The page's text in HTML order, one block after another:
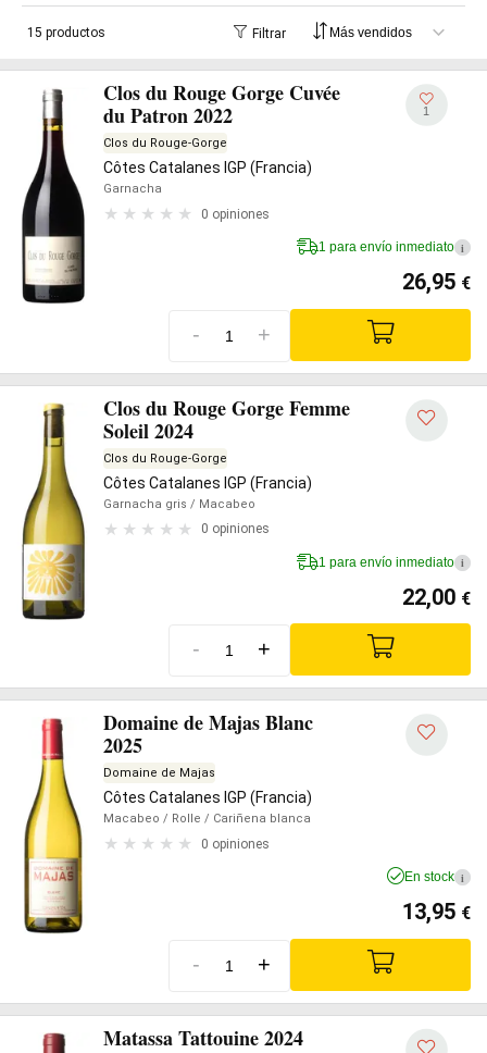
15 productos Filtrar
Clos du Rouge Gorge Cuvée
du Patron 2022
Clos du Rouge-Gorge
Côtes Catalanes IGP (Francia)
Garnacha
0 opiniones
1
1 para envío inmediato i
26,95 €
- +
Clos du Rouge Gorge Femme
Soleil 2024
Clos du Rouge-Gorge
Côtes Catalanes IGP (Francia)
Garnacha gris / Macabeo
0 opiniones
1 para envío inmediato i
22,00 €
- +
Domaine de Majas Blanc
2025
Domaine de Majas
Côtes Catalanes IGP (Francia)
Macabeo / Rolle / Cariñena blanca
0 opiniones
En stock i
13,95 €
- +
Matassa Tattouine 2024